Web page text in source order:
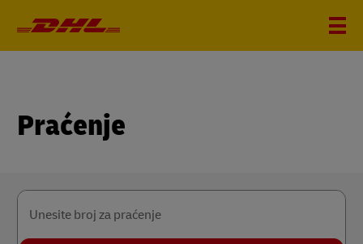
Praćenje
Unesite broj za praćenje